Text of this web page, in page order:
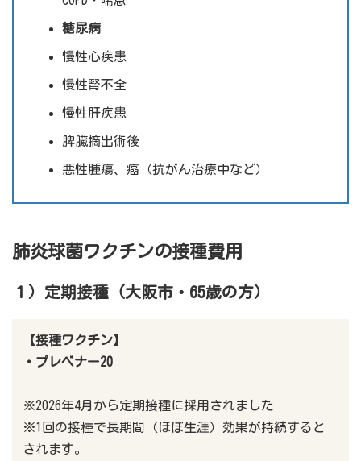
糖尿病
慢性心疾患
慢性腎不全
慢性肝疾患
脾臓摘出術後
悪性腫瘍、癌（抗がん治療中など）
肺炎球菌ワクチンの接種費用
１）定期接種（大阪市・65歳の方）
【接種ワクチン】
・プレベナー20
※2026年4月から定期接種に採用されました
※1回の接種で長期間（ほぼ生涯）効果が持続すると
されます。